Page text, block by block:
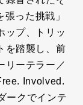
った挑戦」
ップ、トリッ
を踏襲し、前
リーテラー／
Involved.
ークでインテ